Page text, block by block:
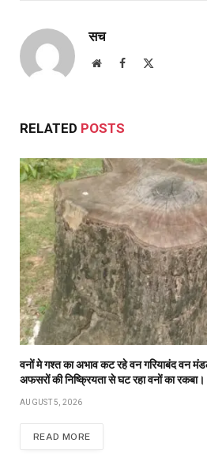
सच
WebsiteFacebook
RELATED POSTS
वनों मे गश्त का अभाव कट रहे वन गरियाबंद वन
अफसरों की निष्क्रियता से घट रहा वनों का रकबा।
AUGUST 5, 2026
READ MORE